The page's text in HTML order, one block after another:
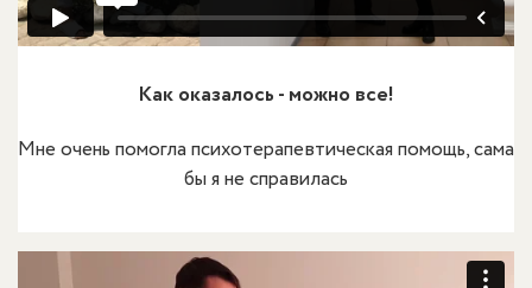
Как оказалось - можно все!
Мне очень помогла психотерапевтическая помощь, сама
бы я не справилась